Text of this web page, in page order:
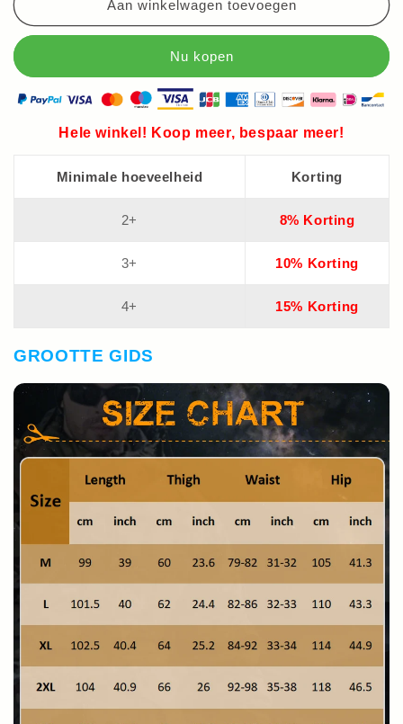
Aan winkelwagen toevoegen
Hele winkel! Koop meer, bespaar meer!
Minimale hoeveelheid Korting
2+ 8% Korting
3+ 10% Korting
4+ 15% Korting
GROOTTE GIDS